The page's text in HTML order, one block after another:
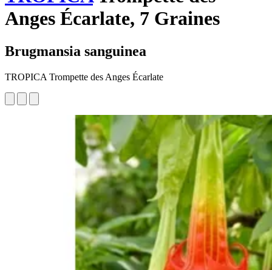
Anges Écarlate, 7 Graines
Brugmansia sanguinea
TROPICA Trompette des Anges Écarlate